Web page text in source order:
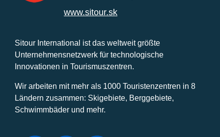
www.sitour.sk
Sitour International ist das weltweit größte
Unternehmensnetzwerk für technologische
Innovationen in Tourismuszentren.
Wir arbeiten mit mehr als 1000 Touristenzentren in 8
Ländern zusammen: Skigebiete, Berggebiete,
Schwimmbäder und mehr.